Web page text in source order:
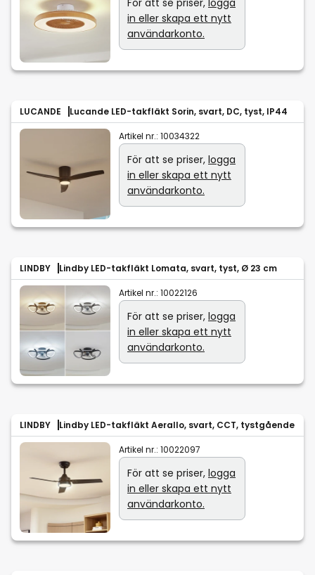
För att se priser, logga
in eller skapa ett nytt
användarkonto.
LUCANDE Lucande LED-takfläkt Sorin, svart, DC, tyst, IP44
Artikel nr.: 10034322
För att se priser, logga
in eller skapa ett nytt
användarkonto.
LINDBY Lindby LED-takfläkt Lomata, svart, tyst, Ø 23 cm
Artikel nr.: 10022126
För att se priser, logga
in eller skapa ett nytt
användarkonto.
LINDBY Lindby LED-takfläkt Aerallo, svart, CCT, tystgående
Artikel nr.: 10022097
För att se priser, logga
in eller skapa ett nytt
användarkonto.